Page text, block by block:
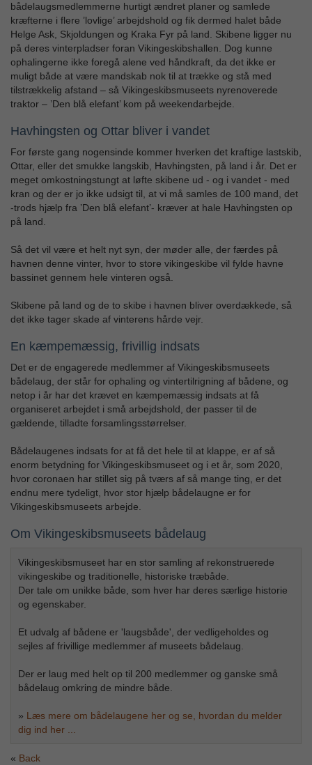
bådelaugsmedlemmerne hurtigt ændret planer og samlede
kræfterne i flere ’lovlige’ arbejdshold og fik dermed halet både
Helge Ask, Skjoldungen og Kraka Fyr på land. Skibene ligger nu
på deres vinterpladser foran Vikingeskibshallen. Dog kunne
ophalingerne ikke foregå alene ved håndkraft, da det ikke er
muligt både at være mandskab nok til at trække og stå med
tilstrækkelig afstand – så Vikingeskibsmuseets nyrenoverede
traktor – ’Den blå elefant’ kom på weekendarbejde.
Havhingsten og Ottar bliver i vandet
For første gang nogensinde kommer hverken det kraftige lastskib,
Ottar, eller det smukke langskib, Havhingsten, på land i år. Det er
meget omkostningstungt at løfte skibene ud - og i vandet - med
kran og der er jo ikke udsigt til, at vi må samles de 100 mand, det
-trods hjælp fra ’Den blå elefant’- kræver at hale Havhingsten op
på land.
Så det vil være et helt nyt syn, der møder alle, der færdes på
havnen denne vinter, hvor to store vikingeskibe vil fylde havne
bassinet gennem hele vinteren også.
Skibene på land og de to skibe i havnen bliver overdækkede, så
det ikke tager skade af vinterens hårde vejr.
En kæmpemæssig, frivillig indsats
Det er de engagerede medlemmer af Vikingeskibsmuseets
bådelaug, der står for ophaling og vintertilrigning af bådene, og
netop i år har det krævet en kæmpemæssig indsats at få
organiseret arbejdet i små arbejdshold, der passer til de
gældende, tilladte forsamlingsstørrelser.
Bådelaugenes indsats for at få det hele til at klappe, er af så
enorm betydning for Vikingeskibsmuseet og i et år, som 2020,
hvor coronaen har stillet sig på tværs af så mange ting, er det
endnu mere tydeligt, hvor stor hjælp bådelaugne er for
Vikingeskibsmuseets arbejde.
Om Vikingeskibsmuseets bådelaug
Vikingeskibsmuseet har en stor samling af rekonstruerede
vikingeskibe og traditionelle, historiske træbåde.
Der tale om unikke både, som hver har deres særlige historie
og egenskaber.
Et udvalg af bådene er 'laugsbåde', der vedligeholdes og
sejles af frivillige medlemmer af museets bådelaug.
Der er laug med helt op til 200 medlemmer og ganske små
bådelaug omkring de mindre både.
» Læs mere om bådelaugene her og se, hvordan du melder
dig ind her ...
Back